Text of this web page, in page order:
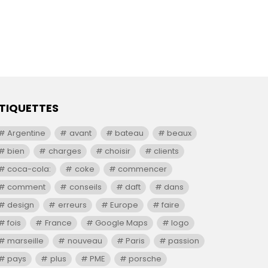
Argentine avant bateau
beaux
bien
charges choisir
clients
coca-cola:
coke
commencer
comment
conseils daft
dans
design
erreurs Europe
faire
fois
France Google Maps
logo
marseille
nouveau Paris
passion
pays
plus PME
porsche